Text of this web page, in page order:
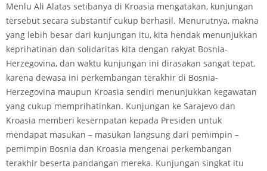
Menlu Ali Alatas setibanya di Kroasia mengatakan, kunjungan
tersebut secara substantif cukup berhasil. Menurutnya, makna
yang lebih besar dari kunjungan itu, kita hendak menunjukkan
keprihatinan dan solidaritas kita dengan rakyat Bosnia­
Herzegovina, dan waktu kunjungan ini dirasakan sangat tepat,
karena dewasa ini perkembangan terakhir di Bosnia-
Herzegovina maupun Kroasia sendiri menunjukkan kegawatan
yang cukup memprihatinkan. Kunjungan ke Sarajevo dan
Kroasia memberi kesernpatan kepada Presiden untuk
mendapat masukan – masukan langsung dari pemimpin –
pemimpin Bosnia dan Kroasia mengenai perkembangan
terakhir beserta pandangan mereka. Kunjungan singkat itu